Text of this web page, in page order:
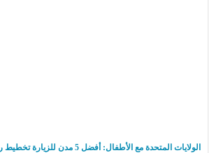
الولايات المتحدة مع الأطفال: أفضل 5